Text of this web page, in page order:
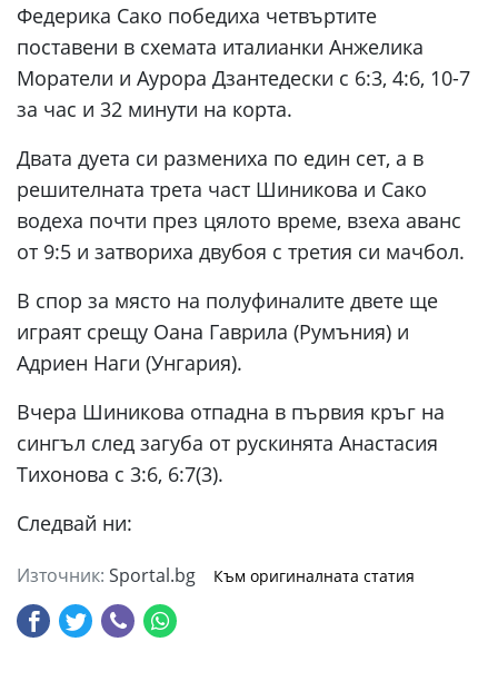
Федерика Сако победиха четвъртите
поставени в схемата италианки Анжелика
Моратели и Аурора Дзантедески с 6:3, 4:6, 10-7
за час и 32 минути на корта.
Двата дуета си размениха по един сет, а в
решителната трета част Шиникова и Сако
водеха почти през цялото време, взеха аванс
от 9:5 и затвориха двубоя с третия си мачбол.
В спор за място на полуфиналите двете ще
играят срещу Оана Гаврила (Румъния) и
Адриен Наги (Унгария).
Вчера Шиникова отпадна в първия кръг на
сингъл след загуба от рускинята Анастасия
Тихонова с 3:6, 6:7(3).
Следвай ни:
Източник: Sportal.bg Към оригиналната статия